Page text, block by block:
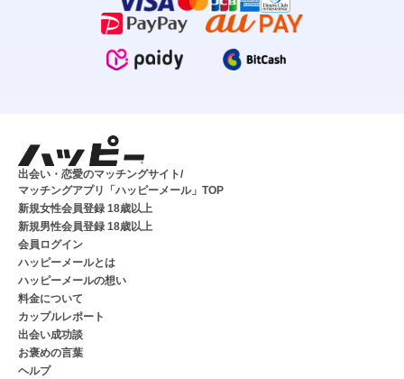
出会い・恋愛のマッチングサイト/
マッチングアプリ「ハッピーメール」TOP
新規女性会員登録 18歳以上
新規男性会員登録 18歳以上
会員ログイン
ハッピーメールとは
ハッピーメールの想い
料金について
カップルレポート
出会い成功談
お褒めの言葉
ヘルプ